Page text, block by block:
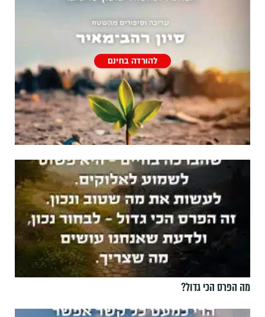
מה הפרס הכי גדול?